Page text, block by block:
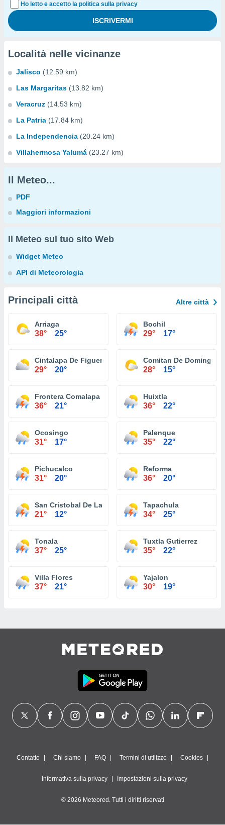
Ho letto e accetto la politica sulla privacy
Località nelle vicinanze
Jalisco (12.59 km)
Las Margaritas (13.82 km)
Veracruz (14.53 km)
La Patria (17.84 km)
La Independencia (20.24 km)
Villahermosa Yalumá (23.27 km)
Il Meteo...
PDF
Maggiori informazioni
Il Meteo sul tuo sito Web
Widget Meteo
API di Meteorologia
Principali città Altre città
Arriaga
38° 25°
Bochil
29° 17°
Cintalapa De Figueroa
29° 20°
Comitan De Dominguez
28° 15°
Frontera Comalapa
36° 21°
Huixtla
36° 22°
Ocosingo
31° 17°
Palenque
35° 22°
Pichucalco
31° 20°
Reforma
36° 20°
San Cristobal De Las Casas
21° 12°
Tapachula
34° 25°
Tonala
37° 25°
Tuxtla Gutierrez
35° 22°
Villa Flores
37° 21°
Yajalon
30° 19°
Contatto Chi siamo FAQ Termini di utilizzo Cookies
Informativa sulla privacy Impostazioni sulla privacy
© 2026 Meteored. Tutti i diritti riservati